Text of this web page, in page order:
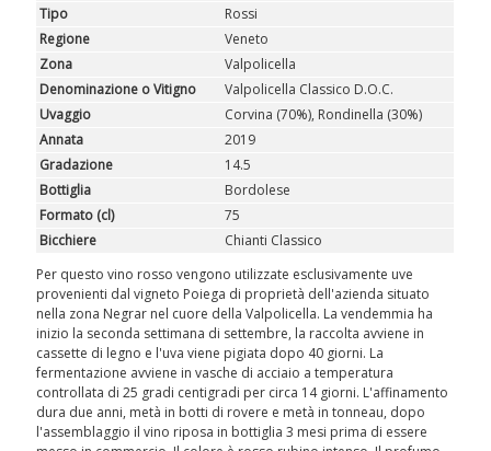
SPUMANTI
DESSERT
NON SOLO VINO
REGALI
CLUBWINESHOP.IT
TROVAIL TUO VINO
Tipo
Rossi
Regione
Veneto
Zona
Valpolicella
Denominazione o Vitigno
Valpolicella Classico D.O.C.
Uvaggio
Corvina (70%), Rondinella (30%)
Annata
2019
Gradazione
14.5
Bottiglia
Bordolese
Formato (cl)
75
Bicchiere
Chianti Classico
Per questo vino rosso vengono utilizzate esclusivamente uve
provenienti dal vigneto Poiega di proprietà dell'azienda situato
nella zona Negrar nel cuore della Valpolicella. La vendemmia ha
inizio la seconda settimana di settembre, la raccolta avviene in
cassette di legno e l'uva viene pigiata dopo 40 giorni. La
fermentazione avviene in vasche di acciaio a temperatura
controllata di 25 gradi centigradi per circa 14 giorni. L'affinamento
dura due anni, metà in botti di rovere e metà in tonneau, dopo
l'assemblaggio il vino riposa in bottiglia 3 mesi prima di essere